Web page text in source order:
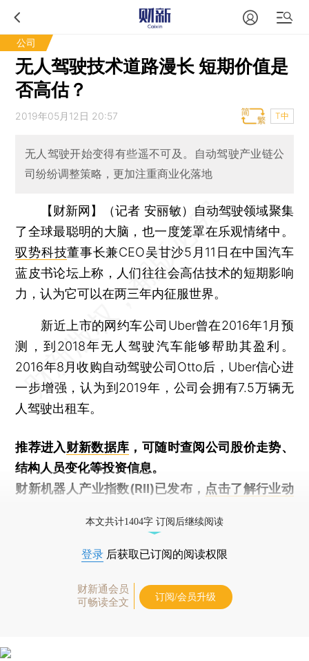
公司
无人驾驶技术道路漫长 短期价值是
否高估？
2019年05月12日 20:57 T中
无人驾驶开始变得有些遥不可及。自动驾驶产业链公
司纷纷调整策略，更加注重商业化落地
【财新网】（记者 安丽敏） 自动驾驶领域聚集
了全球最聪明的大脑，也一度笼罩在乐观情绪中。
驭势科技董事长兼CEO吴甘沙5月11日在中国汽车
蓝皮书论坛上称，人们往往会高估技术的短期影响
力，认为它可以在两三年内征服世界。
新近上市的网约车公司Uber曾在2016年1月预
测，到2018年无人驾驶汽车能够帮助其盈利。
2016年8月收购自动驾驶公司Otto后，Uber信心进
一步增强，认为到2019年，公司会拥有7.5万辆无
人驾驶出租车。
推荐进入财新数据库 ，可随时查阅公司股价走势、
结构人员变化等投资信息。
财新机器人产业指数(RII)已发布， 点击了解行业动
本文共计1404字 订阅后继续阅读
登录 后获取已订阅的阅读权限
财新通会员
可畅读全文
订阅/会员升级